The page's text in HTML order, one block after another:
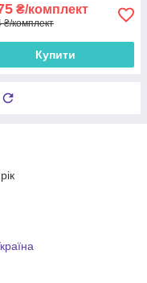
₴/комплект
₴/комплект
Купити